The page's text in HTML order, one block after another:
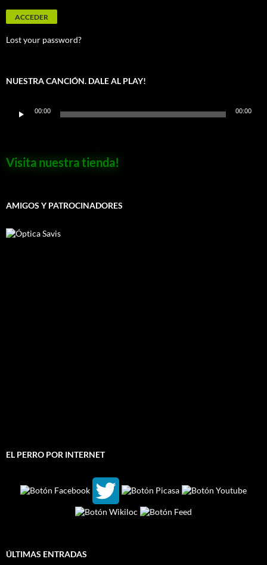
Lost your password?
NUESTRA CANCIÓN. DALE AL PLAY!
Reproductor
00:00 00:00
Visita nuestra tienda!
AMIGOS Y PATROCINADORES
EL PERRO POR INTERNET
ÚLTIMAS ENTRADAS